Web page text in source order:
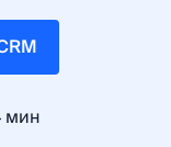
мин